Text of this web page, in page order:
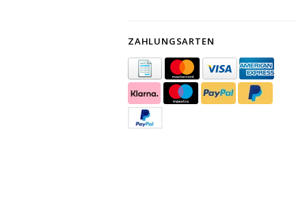
ZAHLUNGSARTEN